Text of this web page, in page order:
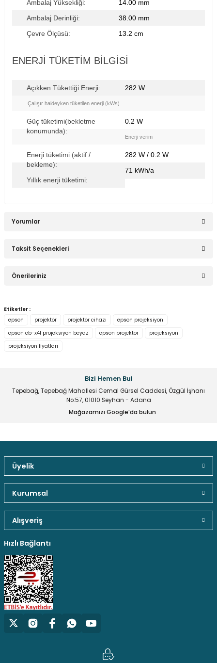
Ambalaj Yüksekliği:
14.00 mm
Ambalaj Derinliği:
38.00 mm
Çevre Ölçüsü:
13.2 cm
ENERJI TÜKETIM BILGISI
Açıkken Tükettiği Enerji: 282 W
Çalışır haldeyken tüketilen enerji (kWs)
Güç tüketimi(bekletme
konumunda):
0.2 W
Enerji verim
Enerji tüketimi (aktif /
bekleme):
282 W / 0.2 W
Yıllık enerji tüketimi:
71 kWh/a
Yorumlar
Taksit Seçenekleri
Önerileriniz
Bu ürünün fiyat bilgisi, resim, ürün açıklamalarında ve diğer
konularda yetersiz gördüğünüz noktaları öneri formunu
kullanarak tarafımıza iletebilirsiniz.
Görüş ve önerileriniz için teşekkür ederiz.
Ürün fiyatı diğer sitelerden daha pahalı.
Bu ürüne benzer farklı alternatifler olmalı.
Gönder
Etiketler :
epson
projektör projektör cihazı
epson projeksiyon
epson eb-x41 projeksiyon beyaz
epson projektör
projeksiyon
projeksiyon fiyatları
Bizi Hemen Bul
Tepebağ, Tepebağ Mahallesi Cemal Gürsel Caddesi, Özgül İşhanı
No:57, 01010 Seyhan - Adana
Mağazamızı Google’da bulun
Üyelik
Kurumsal
Alışveriş
Hızlı Bağlantı